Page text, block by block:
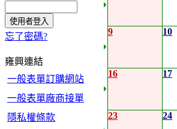
忘了密碼?
雍興連結
一般表單訂購網站
一般表單廠商接單
隱私權條款
9 10
16 17
23 24